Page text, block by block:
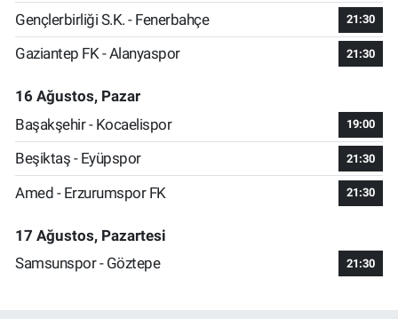
Gençlerbirliği S.K. - Fenerbahçe 21:30
Gaziantep FK - Alanyaspor 21:30
16 Ağustos, Pazar
Başakşehir - Kocaelispor
19:00
Beşiktaş - Eyüpspor 21:30
Amed - Erzurumspor FK 21:30
17 Ağustos, Pazartesi
Samsunspor - Göztepe
21:30